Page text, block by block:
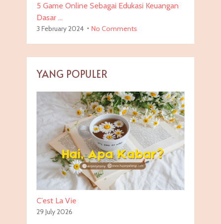
5 Game Online Sebagai Edukasi Keuangan
Dasar …
3 February 2024 No Comments
YANG POPULER
C’est La Vie
29 July 2026